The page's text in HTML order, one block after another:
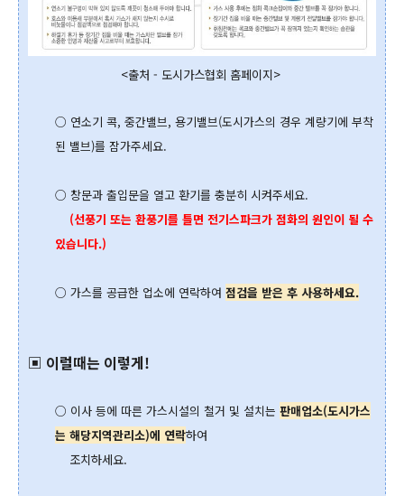
<출처 - 도시가스협회 홈페이지>
○ 연소기 콕, 중간밸브, 용기밸브(도시가스의 경우 계량기에 부착
된 밸브)를 잠가주세요.
○ 창문과 출입문을 열고 환기를 충분히 시켜주세요.
(선풍기 또는 환풍기를 틀면 전기스파크가 점화의 원인이 될 수
있습니다.)
○ 가스를 공급한 업소에 연락하여 점검을 받은 후 사용하세요.
▣ 이럴때는 이렇게!
○ 이사 등에 따른 가스시설의 철거 및 설치는 판매업소(도시가스
는 해당지역관리소)에 연락하여
조치하세요.